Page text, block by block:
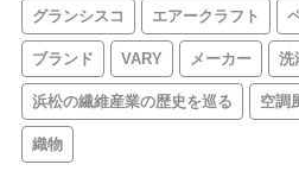
グランシスコ エアークラフト
ブランド VARY メーカー 洗
浜松の繊維産業の歴史を巡る 空調
織物